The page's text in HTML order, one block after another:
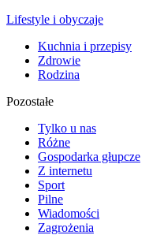
Lifestyle i obyczaje
Kuchnia i przepisy
Zdrowie
Rodzina
Pozostałe
Tylko u nas
Różne
Gospodarka głupcze
Z internetu
Sport
Pilne
Wiadomości
Zagrożenia